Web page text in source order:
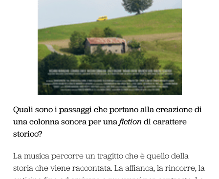
Quali sono i passaggi che portano alla creazione di
una colonna sonora per unafiction di carattere
storico?
La musica percorre un tragitto che è quello della
storia che viene raccontata. La affianca, la rincorre, la